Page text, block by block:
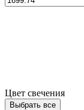
Цвет свечения
Выбрать все